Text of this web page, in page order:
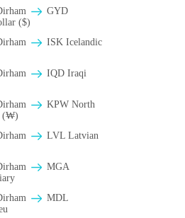
GYD
($)
ISK Icelandic
IQD Iraqi
KPW North
(₩)
LVL Latvian
MGA
MDL